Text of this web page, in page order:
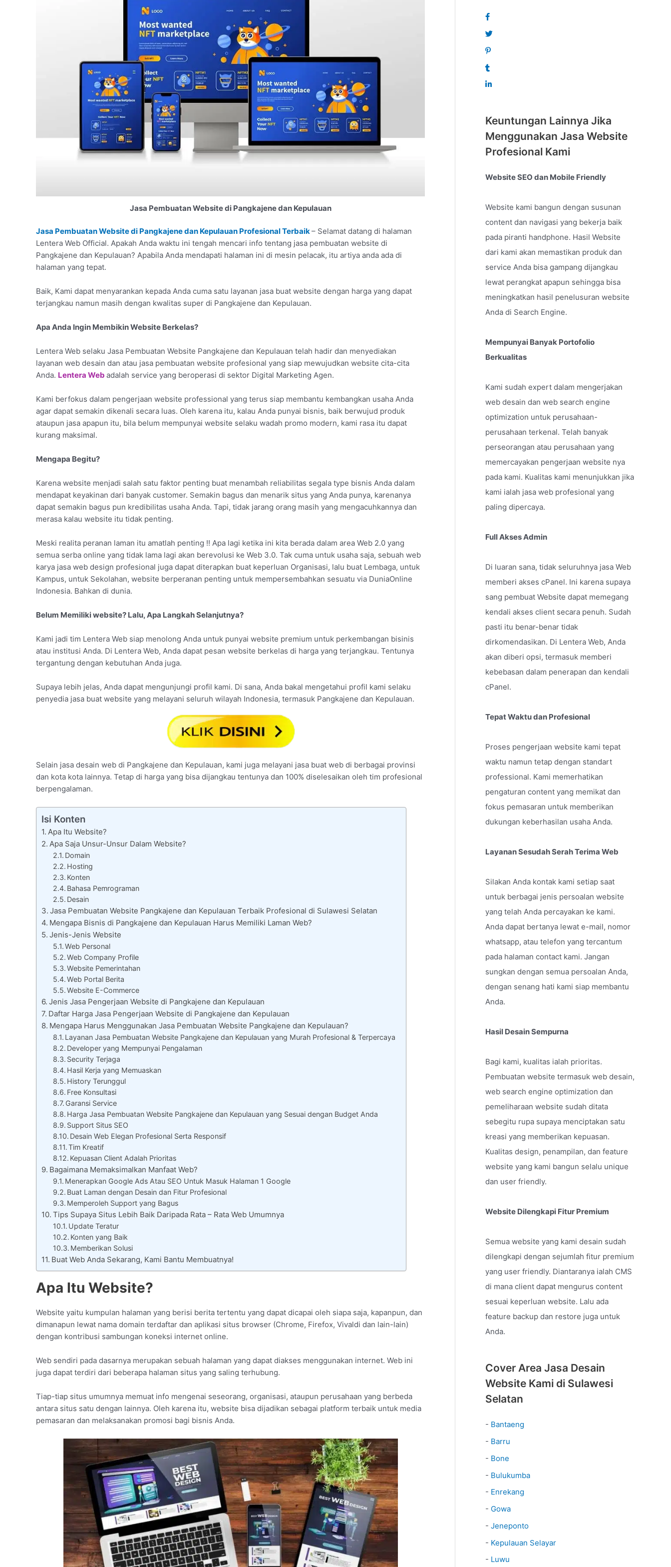
Jasa Pembuatan Website di Pangkajene dan Kepulauan
Jasa Pembuatan Website di Pangkajene dan Kepulauan Profesional Terbaik– Selamat datang di halaman
Lentera Web Official. Apakah Anda waktu ini tengah mencari info tentang jasa pembuatan website di
Pangkajene dan Kepulauan? Apabila Anda mendapati halaman ini di mesin pelacak, itu artiya anda ada di
halaman yang tepat.
Baik, Kami dapat menyarankan kepada Anda cuma satu layanan jasa buat website dengan harga yang dapat
terjangkau namun masih dengan kwalitas super di Pangkajene dan Kepulauan.
Apa Anda Ingin Membikin Website Berkelas?
Lentera Web selaku Jasa Pembuatan Website Pangkajene dan Kepulauan telah hadir dan menyediakan
layanan web desain dan atau jasa pembuatan website profesional yang siap mewujudkan website cita-cita
Anda. Lentera Web adalah service yang beroperasi di sektor Digital Marketing Agen.
Kami berfokus dalam pengerjaan website professional yang terus siap membantu kembangkan usaha Anda
agar dapat semakin dikenali secara luas. Oleh karena itu, kalau Anda punyai bisnis, baik berwujud produk
ataupun jasa apapun itu, bila belum mempunyai website selaku wadah promo modern, kami rasa itu dapat
kurang maksimal.
Mengapa Begitu?
Karena website menjadi salah satu faktor penting buat menambah reliabilitas segala type bisnis Anda dalam
mendapat keyakinan dari banyak customer. Semakin bagus dan menarik situs yang Anda punya, karenanya
dapat semakin bagus pun kredibilitas usaha Anda. Tapi, tidak jarang orang masih yang mengacuhkannya dan
merasa kalau website itu tidak penting.
Meski realita peranan laman itu amatlah penting !! Apa lagi ketika ini kita berada dalam area Web 2.0 yang
semua serba online yang tidak lama lagi akan berevolusi ke Web 3.0. Tak cuma untuk usaha saja, sebuah web
karya jasa web design profesional juga dapat diterapkan buat keperluan Organisasi, lalu buat Lembaga, untuk
Kampus, untuk Sekolahan, website berperanan penting untuk mempersembahkan sesuatu via DuniaOnline
Indonesia. Bahkan di dunia.
Belum Memiliki website? Lalu, Apa Langkah Selanjutnya?
Kami jadi tim Lentera Web siap menolong Anda untuk punyai website premium untuk perkembangan bisinis
atau institusi Anda. Di Lentera Web, Anda dapat pesan website berkelas di harga yang terjangkau. Tentunya
tergantung dengan kebutuhan Anda juga.
Supaya lebih jelas, Anda dapat mengunjungi profil kami. Di sana, Anda bakal mengetahui profil kami selaku
penyedia jasa buat website yang melayani seluruh wilayah Indonesia, termasuk Pangkajene dan Kepulauan.
Selain jasa desain web di Pangkajene dan Kepulauan, kami juga melayani jasa buat web di berbagai provinsi
dan kota kota lainnya. Tetap di harga yang bisa dijangkau tentunya dan 100% diselesaikan oleh tim profesional
berpengalaman.
Isi Konten
Apa Itu Website?
Apa Saja Unsur-Unsur Dalam Website?
Domain
Hosting
Konten
Bahasa Pemrograman
Desain
Jasa Pembuatan Website Pangkajene dan Kepulauan Terbaik Profesional di Sulawesi Selatan
Mengapa Bisnis di Pangkajene dan Kepulauan Harus Memiliki Laman Web?
Jenis-Jenis Website
Web Personal
Web Company Profile
Website Pemerintahan
Web Portal Berita
Website E-Commerce
Jenis Jasa Pengerjaan Website di Pangkajene dan Kepulauan
Daftar Harga Jasa Pengerjaan Website di Pangkajene dan Kepulauan
Mengapa Harus Menggunakan Jasa Pembuatan Website Pangkajene dan Kepulauan?
Layanan Jasa Pembuatan Website Pangkajene dan Kepulauan yang Murah Profesional & Terpercaya
Developer yang Mempunyai Pengalaman
Security Terjaga
Hasil Kerja yang Memuaskan
History Terunggul
Free Konsultasi
Garansi Service
Harga Jasa Pembuatan Website Pangkajene dan Kepulauan yang Sesuai dengan Budget Anda
Support Situs SEO
Desain Web Elegan Profesional Serta Responsif
Tim Kreatif
Kepuasan Client Adalah Prioritas
Bagaimana Memaksimalkan Manfaat Web?
Menerapkan Google Ads Atau SEO Untuk Masuk Halaman 1 Google
Buat Laman dengan Desain dan Fitur Profesional
Memperoleh Support yang Bagus
Tips Supaya Situs Lebih Baik Daripada Rata – Rata Web Umumnya
Update Teratur
Konten yang Baik
Memberikan Solusi
Buat Web Anda Sekarang, Kami Bantu Membuatnya!
Apa Itu Website?
Website yaitu kumpulan halaman yang berisi berita tertentu yang dapat dicapai oleh siapa saja, kapanpun, dan
dimanapun lewat nama domain terdaftar dan aplikasi situs browser (Chrome, Firefox, Vivaldi dan lain-lain)
dengan kontribusi sambungan koneksi internet online.
Web sendiri pada dasarnya merupakan sebuah halaman yang dapat diakses menggunakan internet. Web ini
juga dapat terdiri dari beberapa halaman situs yang saling terhubung.
Tiap-tiap situs umumnya memuat info mengenai seseorang, organisasi, ataupun perusahaan yang berbeda
antara situs satu dengan lainnya. Oleh karena itu, website bisa dijadikan sebagai platform terbaik untuk media
pemasaran dan melaksanakan promosi bagi bisnis Anda.
Keuntungan Lainnya Jika
Menggunakan Jasa Website
Profesional Kami
Website SEO dan Mobile Friendly
Website kami bangun dengan susunan
content dan navigasi yang bekerja baik
pada piranti handphone. Hasil Website
dari kami akan memastikan produk dan
service Anda bisa gampang dijangkau
lewat perangkat apapun sehingga bisa
meningkatkan hasil penelusuran website
Anda di Search Engine.
Mempunyai Banyak Portofolio
Berkualitas
Kami sudah expert dalam mengerjakan
web desain dan web search engine
optimization untuk perusahaan-
perusahaan terkenal. Telah banyak
perseorangan atau perusahaan yang
memercayakan pengerjaan website nya
pada kami. Kualitas kami menunjukkan jika
kami ialah jasa web profesional yang
paling dipercaya.
Full Akses Admin
Di luaran sana, tidak seluruhnya jasa Web
memberi akses cPanel. Ini karena supaya
sang pembuat Website dapat memegang
kendali akses client secara penuh. Sudah
pasti itu benar-benar tidak
dirkomendasikan. Di Lentera Web, Anda
akan diberi opsi, termasuk memberi
kebebasan dalam penerapan dan kendali
cPanel.
Tepat Waktu dan Profesional
Proses pengerjaan website kami tepat
waktu namun tetap dengan standart
professional. Kami memerhatikan
pengaturan content yang memikat dan
fokus pemasaran untuk memberikan
dukungan keberhasilan usaha Anda.
Layanan Sesudah Serah Terima Web
Silakan Anda kontak kami setiap saat
untuk berbagai jenis persoalan website
yang telah Anda percayakan ke kami.
Anda dapat bertanya lewat e-mail, nomor
whatsapp, atau telefon yang tercantum
pada halaman contact kami. Jangan
sungkan dengan semua persoalan Anda,
dengan senang hati kami siap membantu
Anda.
Hasil Desain Sempurna
Bagi kami, kualitas ialah prioritas.
Pembuatan website termasuk web desain,
web search engine optimization dan
pemeliharaan website sudah ditata
sebegitu rupa supaya menciptakan satu
kreasi yang memberikan kepuasan.
Kualitas design, penampilan, dan feature
website yang kami bangun selalu unique
dan user friendly.
Website Dilengkapi Fitur Premium
Semua website yang kami desain sudah
dilengkapi dengan sejumlah fitur premium
yang user friendly. Diantaranya ialah CMS
di mana client dapat mengurus content
sesuai keperluan website. Lalu ada
feature backup dan restore juga untuk
Anda.
Cover Area Jasa Desain
Website Kami di Sulawesi
Selatan
- Bantaeng
- Barru
- Bone
- Bulukumba
- Enrekang
- Gowa
- Jeneponto
- Kepulauan Selayar
- Luwu